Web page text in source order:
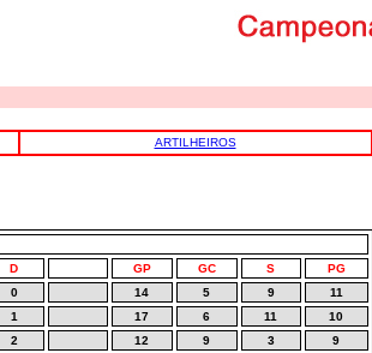
ARTILHEIROS
D GP GC S
PG
0 14 5 9
11
1 17 6 11
10
2 12 9 3
9